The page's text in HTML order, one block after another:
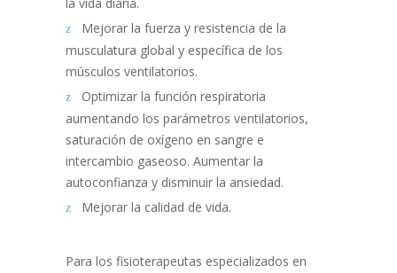
Mejorar la fuerza y resistencia de la
musculatura global y específica de los
músculos ventilatorios.
Optimizar la función respiratoria
aumentando los parámetros ventilatorios,
saturación de oxígeno en sangre e
intercambio gaseoso. Aumentar la
autoconfianza y disminuir la ansiedad.
Mejorar la calidad de vida.
Para los fisioterapeutas especializados en